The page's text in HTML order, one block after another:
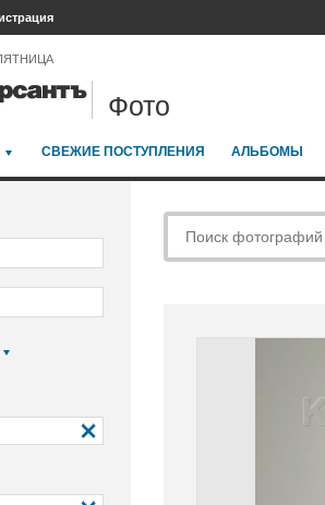
Фото
СВЕЖИЕ ПОСТУПЛЕНИЯ АЛЬБОМЫ